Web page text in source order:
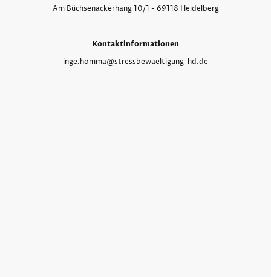
Am Büchsenackerhang 10/1 - 69118 Heidelberg
Kontaktinformationen
inge.homma@stressbewaeltigung-hd.de